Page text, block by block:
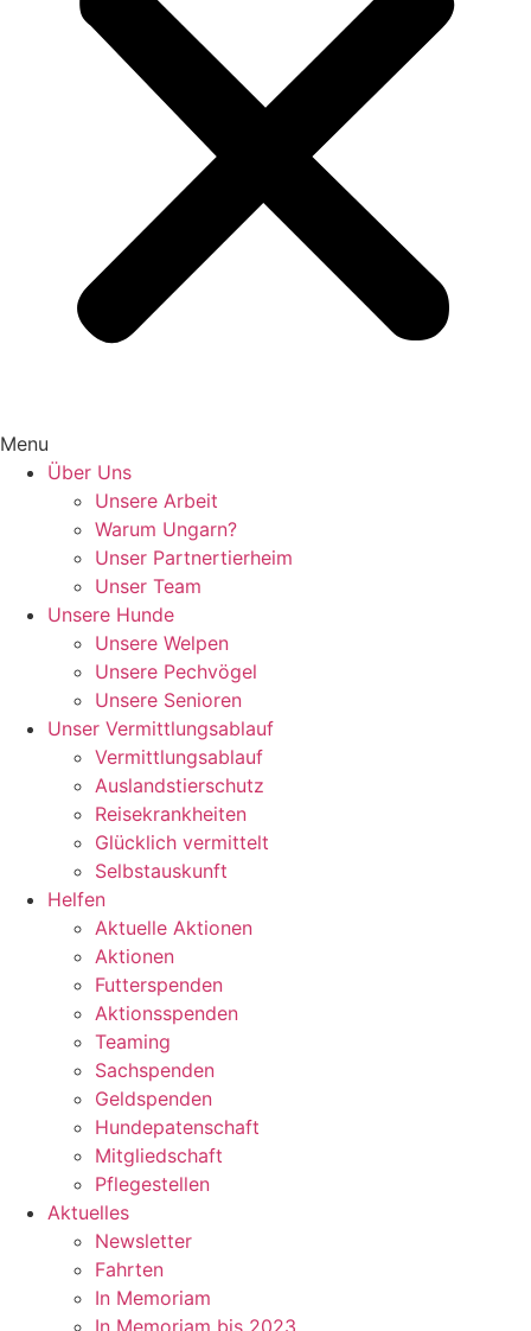
Menu
Über Uns
Unsere Arbeit
Warum Ungarn?
Unser Partnertierheim
Unser Team
Unsere Hunde
Unsere Welpen
Unsere Pechvögel
Unsere Senioren
Unser Vermittlungsablauf
Vermittlungsablauf
Auslandstierschutz
Reisekrankheiten
Glücklich vermittelt
Selbstauskunft
Helfen
Aktuelle Aktionen
Aktionen
Futterspenden
Aktionsspenden
Teaming
Sachspenden
Geldspenden
Hundepatenschaft
Mitgliedschaft
Pflegestellen
Aktuelles
Newsletter
Fahrten
In Memoriam